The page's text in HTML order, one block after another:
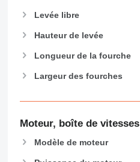
Levée libre
Hauteur de levée
Longueur de la fourche
Largeur des fourches
Moteur, boîte de vitesses
Modèle de moteur